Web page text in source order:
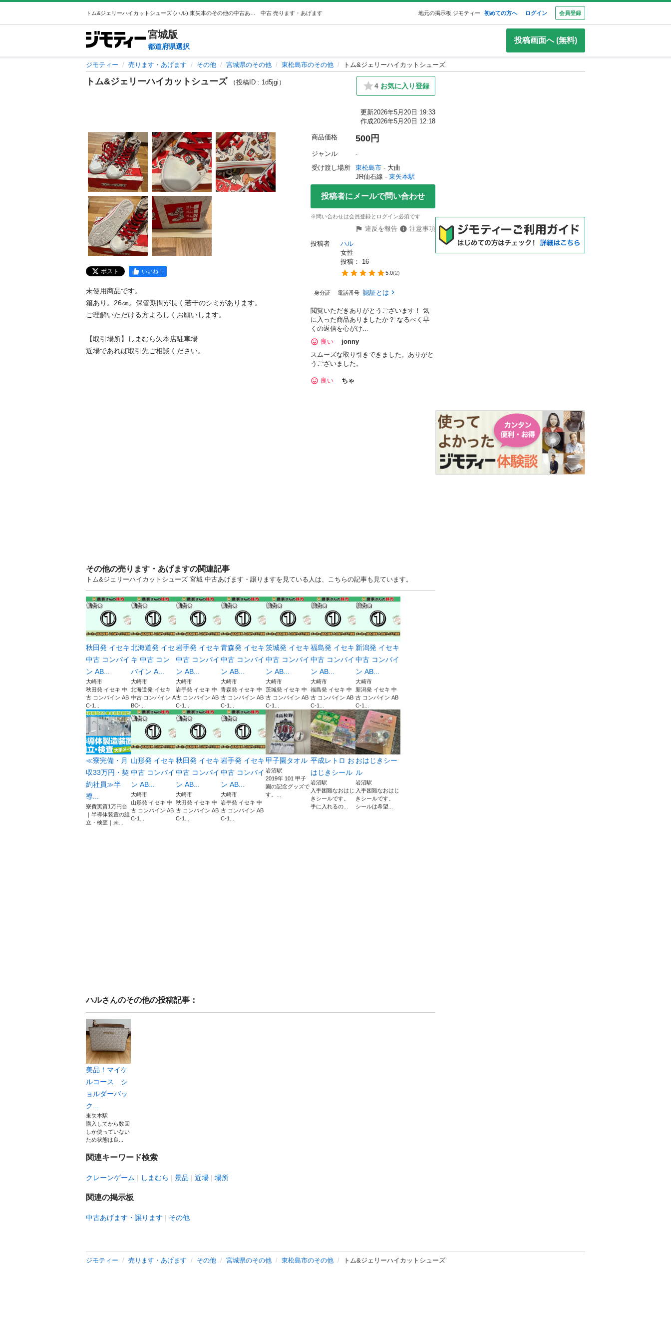
中古 売ります・あげます 地元の掲示板 ジモティー 初めての方へ ログイン 会員登録
宮城版
都道府県選択
投稿画面へ (無料)
ジモティー 売ります・あげます その他 宮城県のその他 東松島市のその他 トム&ジェリーハイカットシューズ
トム&ジェリーハイカットシューズ （投稿ID : 1d5jgi） 4 お気に入り登録
更新2026年5月20日 19:33
作成2026年5月20日 12:18
ポスト いいね！
未使用商品です。
箱あり。26㎝。保管期間が長く若干のシミがあります。
ご理解いただける方よろしくお願いします。
【取引場所】しまむら矢本店駐車場
近場であれば取引先ご相談ください。
商品価格 500円
ジャンル
-
受け渡し場所
東松島市 - 大曲
JR仙石線 - 東矢本駅
投稿者にメールで問い合わせ
※問い合わせは会員登録とログイン必須です
違反を報告
注意事項
投稿者
ハル
女性
投稿： 16
5.0(2)
身分証 電話番号 認証とは
閲覧いただきありがとうございます！ 気
に入った商品ありましたか？ なるべく早
くの返信を心がけ...
良い
jonny
スムーズな取り引きできました。ありがと
うございました。
良い ちゃ
その他の売ります・あげますの関連記事
トム&ジェリーハイカットシューズ 宮城 中古あげます・譲りますを見ている人は、こちらの記事も見ています。
秋田発 イセキ
中古 コンバイ
ン AB...
大崎市
秋田発 イセキ 中
古 コンバイン AB
C-1...
北海道発 イセ
キ 中古 コン
バイン A...
大崎市
北海道発 イセキ
中古 コンバイン A
BC-...
岩手発 イセキ
中古 コンバイ
ン AB...
大崎市
岩手発 イセキ 中
古 コンバイン AB
C-1...
青森発 イセキ
中古 コンバイ
ン AB...
大崎市
青森発 イセキ 中
古 コンバイン AB
C-1...
茨城発 イセキ
中古 コンバイ
ン AB...
大崎市
茨城発 イセキ 中
古 コンバイン AB
C-1...
福島発 イセキ
中古 コンバイ
ン AB...
大崎市
福島発 イセキ 中
古 コンバイン AB
C-1...
新潟発 イセキ
中古 コンバイ
ン AB...
大崎市
新潟発 イセキ 中
古 コンバイン AB
C-1...
≪寮完備・月
収33万円・契
約社員≫半
導...
寮費実質1万円台
｜半導体装置の組
立・検査｜未...
山形発 イセキ
中古 コンバイ
ン AB...
大崎市
山形発 イセキ 中
古 コンバイン AB
C-1...
秋田発 イセキ
中古 コンバイ
ン AB...
大崎市
秋田発 イセキ 中
古 コンバイン AB
C-1...
岩手発 イセキ
中古 コンバイ
ン AB...
大崎市
岩手発 イセキ 中
古 コンバイン AB
C-1...
甲子園タオル
岩沼駅
2019年 101 甲子
園の記念グッズで
す。...
平成レトロ お
はじきシール
岩沼駅
入手困難なおはじ
きシールです。
手に入れるの...
おはじきシー
ル
岩沼駅
入手困難なおはじ
きシールです。
シールは希望...
ハルさんのその他の投稿記事：
美品！マイケ
ルコース シ
ョルダーバッ
ク...
東矢本駅
購入してから数回
しか使っていない
ため状態は良...
関連キーワード検索
クレーンゲーム しまむら 景品 近場 場所
関連の掲示板
中古あげます・譲ります その他
ジモティー 売ります・あげます その他 宮城県のその他 東松島市のその他 トム&ジェリーハイカットシューズ